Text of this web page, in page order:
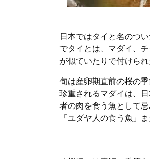
日本ではタイと名のつ
でタイとは、マダイ、
が似ていたりで付けら
旬は産卵期直前の桜の
珍重されるマダイは、
者の肉を食う魚として
「ユダヤ人の食う魚」